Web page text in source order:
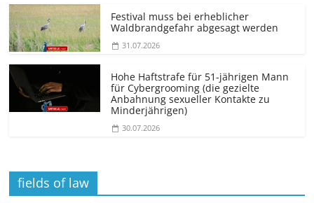
Festival muss bei erheblicher
Waldbrandgefahr abgesagt werden
31.07.2026
Hohe Haftstrafe für 51-jährigen Mann
für Cybergrooming (die gezielte
Anbahnung sexueller Kontakte zu
Minderjährigen)
30.07.2026
fields of law